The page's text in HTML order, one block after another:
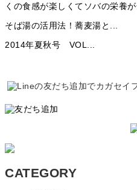
そば湯の活用法！蕎麦湯と...
2014年夏秋号 VOL...
CATEGORY